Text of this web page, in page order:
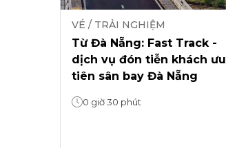
VÉ / TRẢI NGHIỆM
Từ Đà Nẵng: Fast Track -
dịch vụ đón tiễn khách ưu
tiên sân bay Đà Nẵng
0 giờ 30 phút